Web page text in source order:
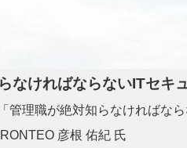
なければならないITセ
管理職が絶対知らなければな
彦根 佑紀 氏